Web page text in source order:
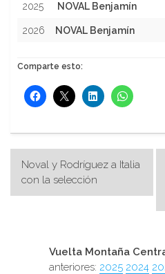
2025 NOVAL Benjamín
2026 NOVAL Benjamín
Comparte esto:
Navegación
de
Noval y Rodríguez a Italia
con la selección
Vuelta Montaña
anteriores: 2025 2024